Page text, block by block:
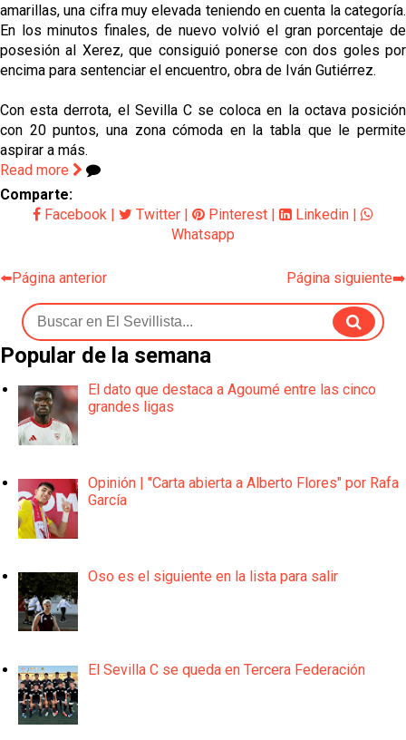
amarillas, una cifra muy elevada teniendo en cuenta la categoría.
En los minutos finales, de nuevo volvió el gran porcentaje de
posesión al Xerez, que consiguió ponerse con dos goles por
encima para sentenciar el encuentro, obra de Iván Gutiérrez.
Con esta derrota, el Sevilla C se coloca en la octava posición
con 20 puntos, una zona cómoda en la tabla que le permite
aspirar a más.
Read more
Comparte:
Facebook | Twitter | Pinterest | Linkedin |
Whatsapp
⬅️Página anterior Página siguiente➡️
Popular de la semana
El dato que destaca a Agoumé entre las cinco
grandes ligas
Opinión | "Carta abierta a Alberto Flores" por Rafa
García
Oso es el siguiente en la lista para salir
El Sevilla C se queda en Tercera Federación